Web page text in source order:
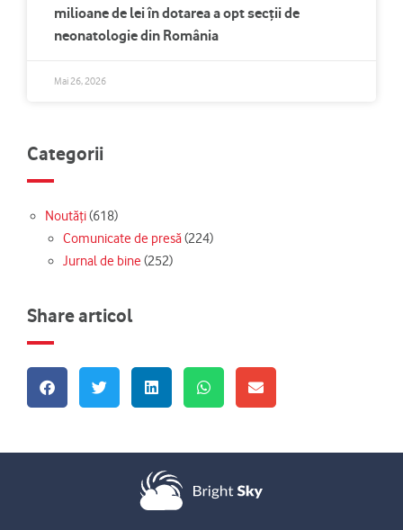
milioane de lei în dotarea a opt secții de
neonatologie din România
Mai 26, 2026
Categorii
Noutăți(618)
Comunicate de presă(224)
Jurnal de bine (252)
Share articol